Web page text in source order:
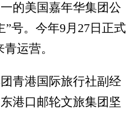
的美国嘉年华集团公
”号。今年9月27日正式
运营。
港国际旅行社副经
港口邮轮文旅集团坚